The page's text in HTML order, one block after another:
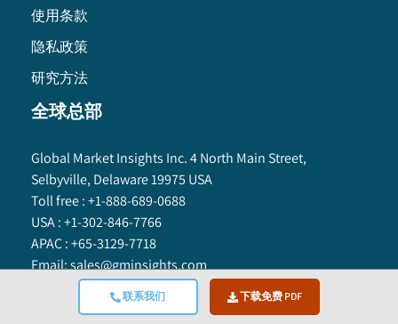
联系我们 下载免费 PDF
使用条款
隐私政策
研究方法
全球总部
Global Market Insights Inc. 4 North Main Street,
Selbyville, Delaware 19975 USA
Toll free :+1-888-689-0688
USA :+1-302-846-7766
APAC :+65-3129-7718
Email:sales@gminsights.com